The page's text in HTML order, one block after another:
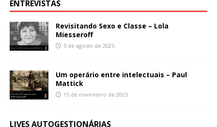
ENTREVISTAS
Revisitando Sexo e Classe – Lola
Miesseroff
5 de agosto de 2025
Um operário entre intelectuais – Paul
Mattick
15 de novembro de 2023
LIVES AUTOGESTIONÁRIAS